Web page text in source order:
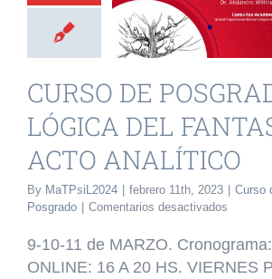
DEL
Y
ANALÍTICO
de Posgrado
CURSO DE
LÓGICA DEL
ACTO ANALÍTICO
By MaTPsiL2024 febrero 11th, 2023
Curso
Posgrado
Comentarios desactivados
DE
LÓGICA
9-10-11 de MARZO.
ONLINE: 16 A 20 HS. VIERNES